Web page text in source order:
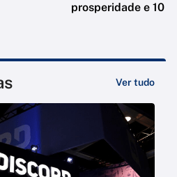
prosperidade e 10
Ver tudo